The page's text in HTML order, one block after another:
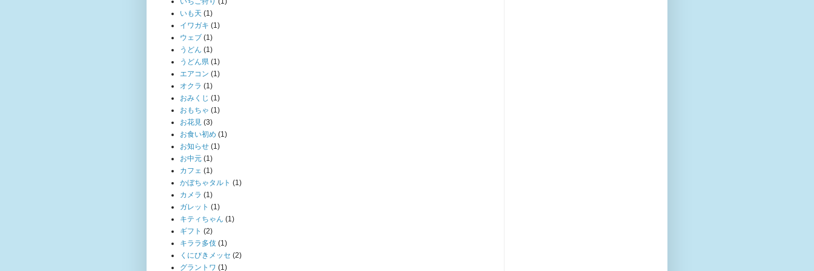
いも天 (1)
イワガキ (1)
ウェブ (1)
うどん (1)
うどん県 (1)
エアコン (1)
オクラ (1)
おみくじ (1)
おもちゃ (1)
お花見 (3)
お食い初め (1)
お知らせ (1)
お中元 (1)
カフェ (1)
かぼちゃタルト (1)
カメラ (1)
ガレット (1)
キティちゃん (1)
ギフト (2)
キララ多伎 (1)
くにびきメッセ (2)
グラントワ (1)